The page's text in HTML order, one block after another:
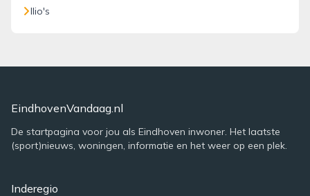
Ilio's
EindhovenVandaag.nl
De startpagina voor jou als Eindhoven inwoner. Het laatste
(sport)nieuws, woningen, informatie en het weer op een plek.
Inderegio